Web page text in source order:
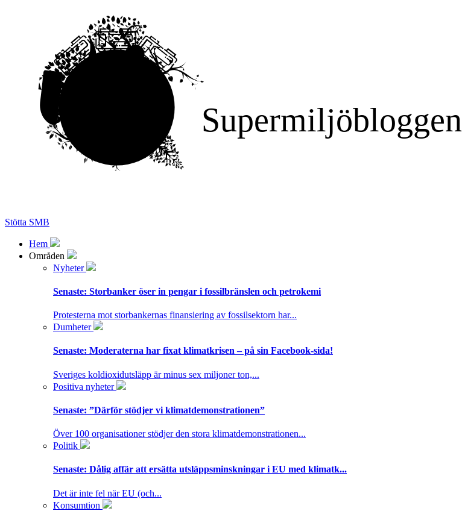
Supermiljöbloggen
Stötta SMB
Hem
Områden
Nyheter
Senaste: Storbanker öser in pengar i fossilbränslen och petrokemi
Protesterna mot storbankernas finansiering av fossilsektorn har...
Dumheter
Senaste: Moderaterna har fixat klimatkrisen – på sin Facebook-sida!
Sveriges koldioxidutsläpp är minus sex miljoner ton,...
Positiva nyheter
Senaste: ”Därför stödjer vi klimatdemonstrationen”
Över 100 organisationer stödjer den stora klimatdemonstrationen...
Politik
Senaste: Dålig affär att ersätta utsläppsminskningar i EU med klimatk...
Det är inte fel när EU (och...
Konsumtion